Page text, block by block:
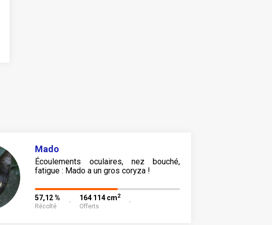
Mado
Écoulements oculaires, nez bouché,
fatigue : Mado a un gros coryza !
57,12 %
Récolté
164 114 cm2
Offerts